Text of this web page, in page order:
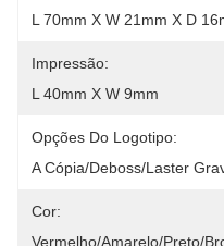
L 70mm X W 21mm X D
Impressão:
L 40mm X W 9mm
Opções Do Logotipo:
A Cópia/Deboss/Laster
Cor:
Vermelho/amarelo/preto/